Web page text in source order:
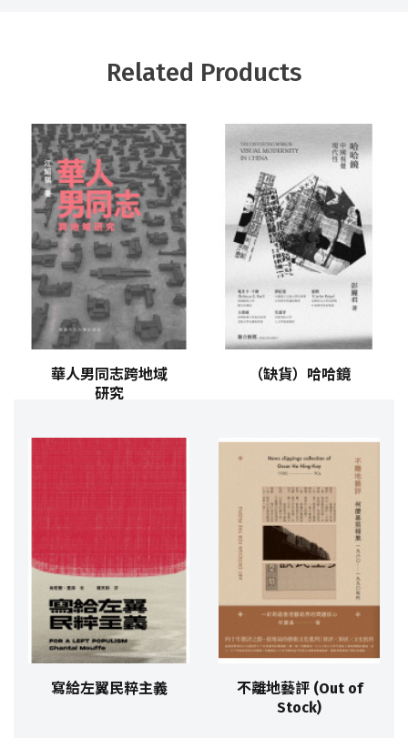
Related Products
華人男同志跨地域
研究
（缺貨）哈哈鏡
寫給左翼民粹主義
不離地藝評 (Out of
Stock)